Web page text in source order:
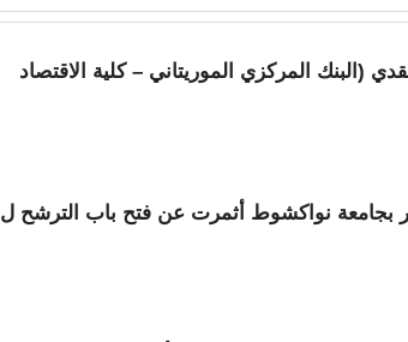
(البنك المركزي الموريتاني – كلية الاقتصاد
بجامعة نواكشوط أثمرت عن فتح باب الترشح ل